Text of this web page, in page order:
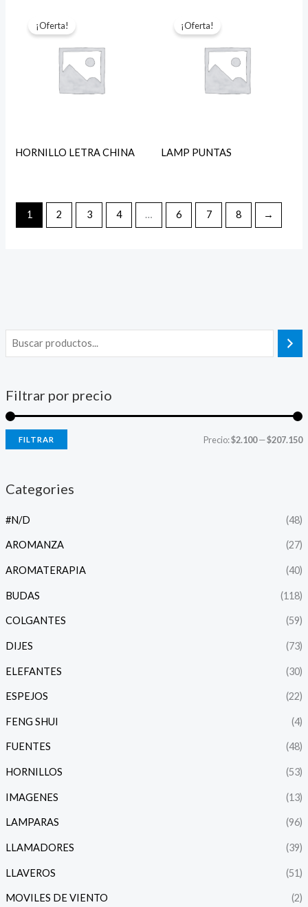
Filtrar por precio
FILTRAR Precio:$2.100—$207.150
Categories
#N/D (48)
AROMANZA (27)
AROMATERAPIA (40)
BUDAS (118)
COLGANTES (59)
DIJES (73)
ELEFANTES (30)
ESPEJOS (22)
FENG SHUI (4)
FUENTES (48)
HORNILLOS (53)
IMAGENES (13)
LAMPARAS (96)
LLAMADORES (39)
LLAVEROS (51)
MOVILES DE VIENTO (2)
¡Oferta!
HORNILLO LETRA CHINA
¡Oferta!
LAMP PUNTAS
1 2 3 4 … 6 7 8 →